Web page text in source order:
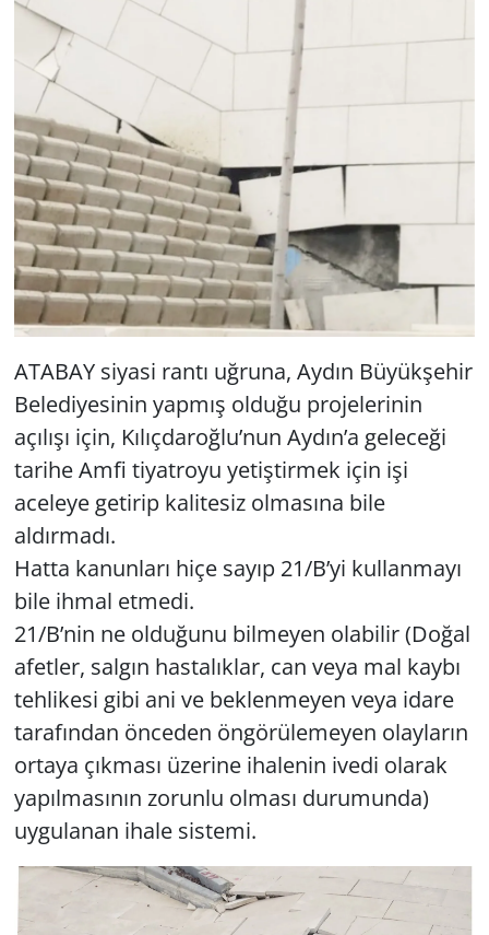
ATABAY siyasi rantı uğruna, Aydın Büyükşehir
Belediyesinin yapmış olduğu projelerinin
açılışı için, Kılıçdaroğlu’nun Aydın’a geleceği
tarihe Amfi tiyatroyu yetiştirmek için işi
aceleye getirip kalitesiz olmasına bile
aldırmadı.
Hatta kanunları hiçe sayıp 21/B’yi kullanmayı
bile ihmal etmedi.
21/B’nin ne olduğunu bilmeyen olabilir (Doğal
afetler, salgın hastalıklar, can veya mal kaybı
tehlikesi gibi ani ve beklenmeyen veya idare
tarafından önceden öngörülemeyen olayların
ortaya çıkması üzerine ihalenin ivedi olarak
yapılmasının zorunlu olması durumunda)
uygulanan ihale sistemi.